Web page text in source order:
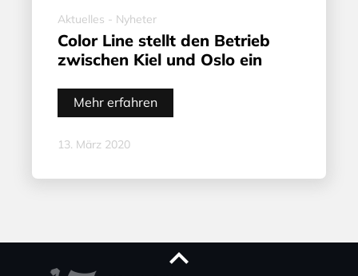
Aktuelles - Nyheter
Color Line stellt den Betrieb
zwischen Kiel und Oslo ein
Mehr erfahren
13. März 2020